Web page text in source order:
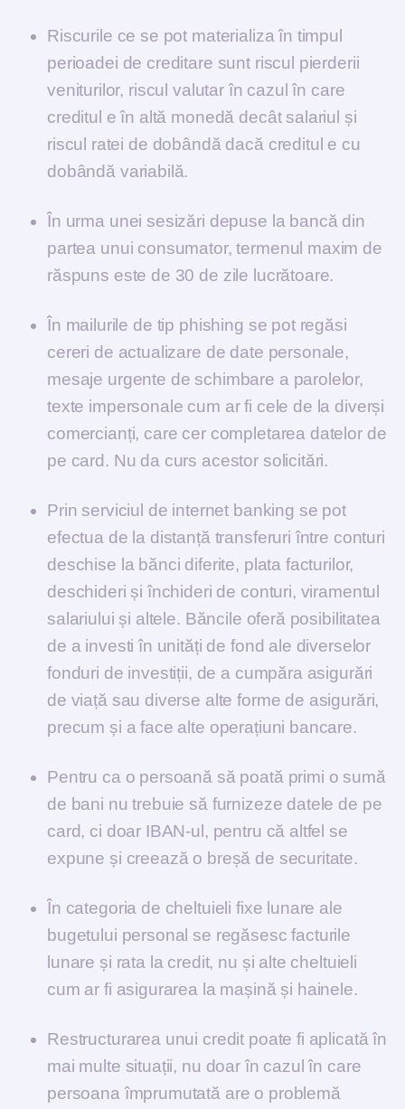
Riscurile ce se pot materializa în timpul
perioadei de creditare sunt riscul pierderii
veniturilor, riscul valutar în cazul în care
creditul e în altă monedă decât salariul și
riscul ratei de dobândă dacă creditul e cu
dobândă variabilă.
În urma unei sesizări depuse la bancă din
partea unui consumator, termenul maxim de
răspuns este de 30 de zile lucrătoare.
În mailurile de tip phishing se pot regăsi
cereri de actualizare de date personale,
mesaje urgente de schimbare a parolelor,
texte impersonale cum ar fi cele de la diverși
comercianți, care cer completarea datelor de
pe card. Nu da curs acestor solicitări.
Prin serviciul de internet banking se pot
efectua de la distanță transferuri între conturi
deschise la bănci diferite, plata facturilor,
deschideri și închideri de conturi, viramentul
salariului și altele. Băncile oferă posibilitatea
de a investi în unități de fond ale diverselor
fonduri de investiții, de a cumpăra asigurări
de viață sau diverse alte forme de asigurări,
precum și a face alte operațiuni bancare.
Pentru ca o persoană să poată primi o sumă
de bani nu trebuie să furnizeze datele de pe
card, ci doar IBAN-ul, pentru că altfel se
expune și creează o breșă de securitate.
În categoria de cheltuieli fixe lunare ale
bugetului personal se regăsesc facturile
lunare și rata la credit, nu și alte cheltuieli
cum ar fi asigurarea la mașină și hainele.
Restructurarea unui credit poate fi aplicată în
mai multe situații, nu doar în cazul în care
persoana împrumutată are o problemă